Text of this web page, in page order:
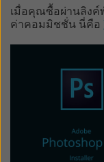
เมื่อคุณซื้อผ่านลิงค์
ค่าคอมมิชชั่น นี่คือ